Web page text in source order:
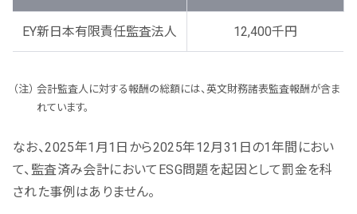
EY新日本有限責任監査法人 12,400千円
会計監査人に対する報酬の総額には、英文財務諸表監査報酬が含ま
れています。
なお、2025年1月1日から2025年12月31日の1年間におい
て、監査済み会計においてESG問題を起因として罰金を科
された事例はありません。